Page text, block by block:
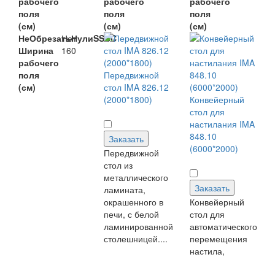
поля
(см)
НеОбрезатьНулиSSCC
Нет
Ширина
рабочего
поля
(см)
160
поля
(см)
поля
(см)
Передвижной
стол IMA 826.12
(2000*1800)
Заказать
Передвижной
стол из
металлического
ламината,
окрашенного в
печи, с белой
ламинированной
столешницей....
Конвейерный
стол для
настилания IMA
848.10
(6000*2000)
Заказать
Конвейерный
стол для
автоматического
перемещения
настила,